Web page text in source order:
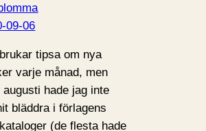
09-06
tipsa om nya
varje månad, men
augusti hade jag inte
bläddra i förlagens
(de flesta hade